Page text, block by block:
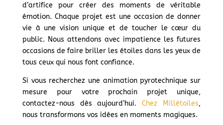
d’artifice pour créer des moments de véritable
émotion. Chaque projet est une occasion de donner
vie à une vision unique et de toucher le cœur du
public. Nous attendons avec impatience les futures
occasions de faire briller les étoiles dans les yeux de
tous ceux qui nous font confiance.
Si vous recherchez une animation pyrotechnique sur
mesure pour votre prochain projet unique,
contactez-nous dès aujourd’hui.Chez Millétoiles,
nous transformons vos idées en moments magiques.